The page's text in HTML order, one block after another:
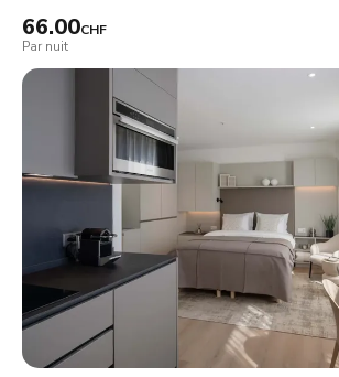
66.00CHF
Par nuit